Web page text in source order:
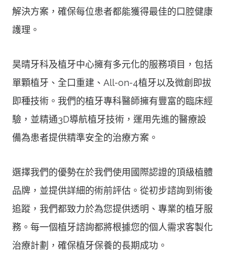
解決方案，確保每位患者都能獲得最佳的口腔健康
護理。
昊晴牙科及植牙中心擁有多元化的服務項目，包括
單顆植牙、全口重建、All-on-4植牙以及微創即拔
即種技術。我們的植牙專科醫師擁有豐富的臨床經
驗，並精通3D導航植牙技術，運用先進的醫療設
備為患者提供精準安全的治療方案。
選擇我們的優勢在於我們使用國際認證的頂級植體
品牌，並提供詳細的術前評估。從初步諮詢到術後
追蹤，我們都致力於為您提供透明、專業的植牙服
務。每一個植牙諮詢都將根據您的個人需求客製化
治療計劃，確保植牙保養的長期成功。